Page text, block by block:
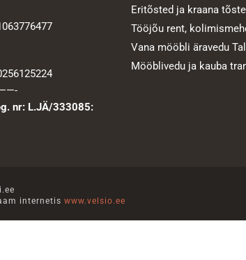
nr: L.JÄ/333085:
Eritõsted ja kraana
Tööjõu rent,
Vana mööbli äravedu
Mööblivedu ja kauba
internetis www.velsio.ee